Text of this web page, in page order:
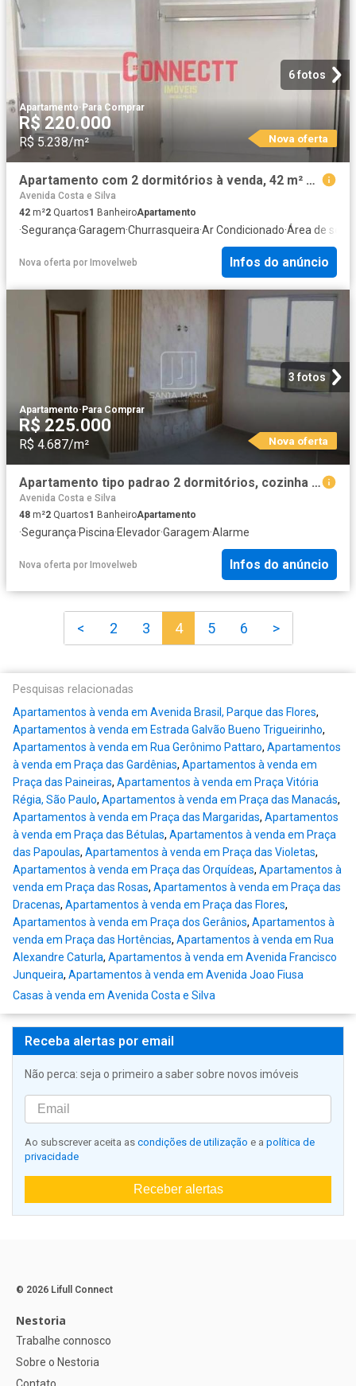
6 fotos
Apartamento·Para Comprar
R$ 220.000
R$ 5.238/m² Nova oferta
Apartamento com 2 dormitórios à venda, 42 m² por R$ 220.000,00 Reserva Sul Condomínio Resort Rib
Avenida Costa e Silva
42 m²2 Quartos1 BanheiroApartamento
·Segurança·Garagem·Churrasqueira·Ar Condicionado·Área de
Nova oferta por Imovelweb Infos do anúncio
3 fotos
Apartamento·Para Comprar
R$ 225.000
R$ 4.687/m² Nova oferta
Apartamento tipo padrao 2 dormitórios, cozinha planejada, portaria 24 horas, elevador, em condom
Avenida Costa e Silva
48 m²2 Quartos1 BanheiroApartamento
·Segurança·Piscina·Elevador·Garagem·Alarme
Nova oferta por Imovelweb Infos do anúncio
< 2 3 4 5 6 >
Pesquisas relacionadas
Apartamentos à venda em Avenida Brasil, Parque das Flores,
Apartamentos à venda em Estrada Galvão Bueno Trigueirinho,
Apartamentos à venda em Rua Gerônimo Pattaro, Apartamentos
à venda em Praça das Gardênias, Apartamentos à venda em
Praça das Paineiras, Apartamentos à venda em Praça Vitória
Régia, São Paulo, Apartamentos à venda em Praça das Manacás,
Apartamentos à venda em Praça das Margaridas, Apartamentos
à venda em Praça das Bétulas, Apartamentos à venda em Praça
das Papoulas, Apartamentos à venda em Praça das Violetas,
Apartamentos à venda em Praça das Orquídeas, Apartamentos à
venda em Praça das Rosas, Apartamentos à venda em Praça das
Dracenas, Apartamentos à venda em Praça das Flores,
Apartamentos à venda em Praça dos Gerânios, Apartamentos à
venda em Praça das Hortências, Apartamentos à venda em Rua
Alexandre Caturla, Apartamentos à venda em Avenida Francisco
Junqueira, Apartamentos à venda em Avenida Joao Fiusa
Casas à venda em Avenida Costa e Silva
Receba alertas por email
Não perca: seja o primeiro a saber sobre novos imóveis
Ao subscrever aceita as condições de utilização e a política de
privacidade
Receber alertas
© 2026 Lifull Connect
Nestoria
Trabalhe connosco
Sobre o Nestoria